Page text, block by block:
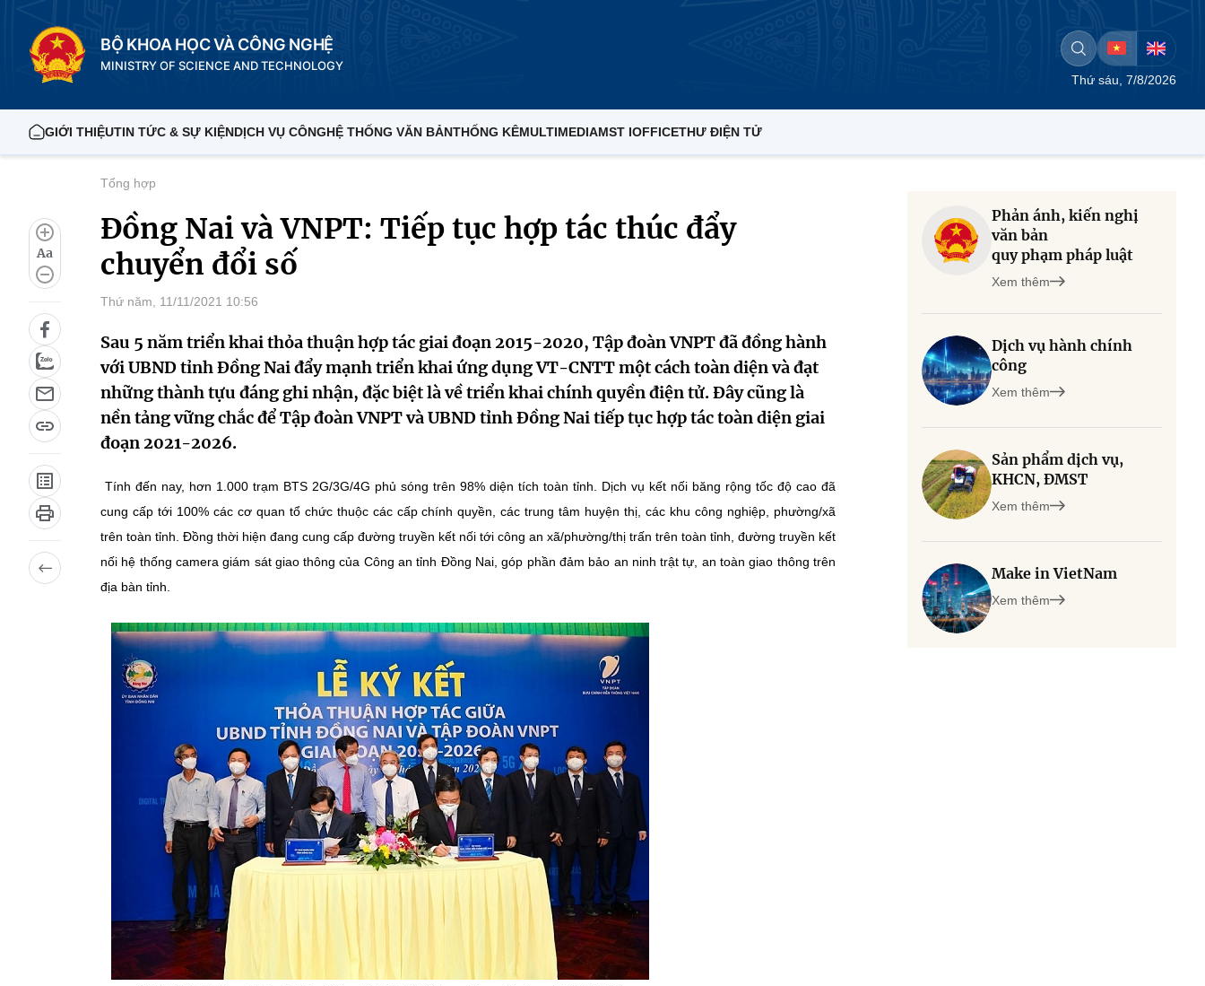
BỘ KHOA HỌC VÀ CÔNG NGHỆ
MINISTRY OF SCIENCE AND TECHNOLOGY
Thứ sáu, 7/8/2026
GIỚI THIỆUTIN TỨC & SỰ KIỆNDỊCH VỤ CÔNGHỆ THỐNG VĂN BẢNTHỐNG KÊMULTIMEDIAMST IOFFICETHƯ ĐIỆN TỬ
Aa
Tổng hợp
Đồng Nai và VNPT: Tiếp tục hợp tác thúc đẩy
chuyển đổi số
Thứ năm, 11/11/2021 10:56
Sau 5 năm triển khai thỏa thuận hợp tác giai đoạn 2015-2020, Tập đoàn VNPT đã đồng hành
với UBND tỉnh Đồng Nai đẩy mạnh triển khai ứng dụng VT-CNTT một cách toàn diện và đạt
những thành tựu đáng ghi nhận, đặc biệt là về triển khai chính quyền điện tử. Đây cũng là
nền tảng vững chắc để Tập đoàn VNPT và UBND tỉnh Đồng Nai tiếp tục hợp tác toàn diện giai
đoạn 2021-2026.
Tính đến nay, hơn 1.000 trạm BTS 2G/3G/4G phủ sóng trên 98% diện tích toàn tỉnh. Dịch vụ kết nối băng rộng tốc độ cao đã
cung cấp tới 100% các cơ quan tổ chức thuộc các cấp chính quyền, các trung tâm huyện thị, các khu công nghiệp, phường/xã
trên toàn tỉnh. Đồng thời hiện đang cung cấp đường truyền kết nối tới công an xã/phường/thị trấn trên toàn tỉnh, đường truyền kết
nối hệ thống camera giám sát giao thông của Công an tỉnh Đồng Nai, góp phần đảm bảo an ninh trật tự, an toàn giao thông trên
địa bàn tỉnh.
Phản ánh, kiến nghị
văn bản
quy phạm pháp luật
Xem thêm
Dịch vụ hành chính
công
Xem thêm
Sản phẩm dịch vụ,
KHCN, ĐMST
Xem thêm
Make in VietNam
Xem thêm